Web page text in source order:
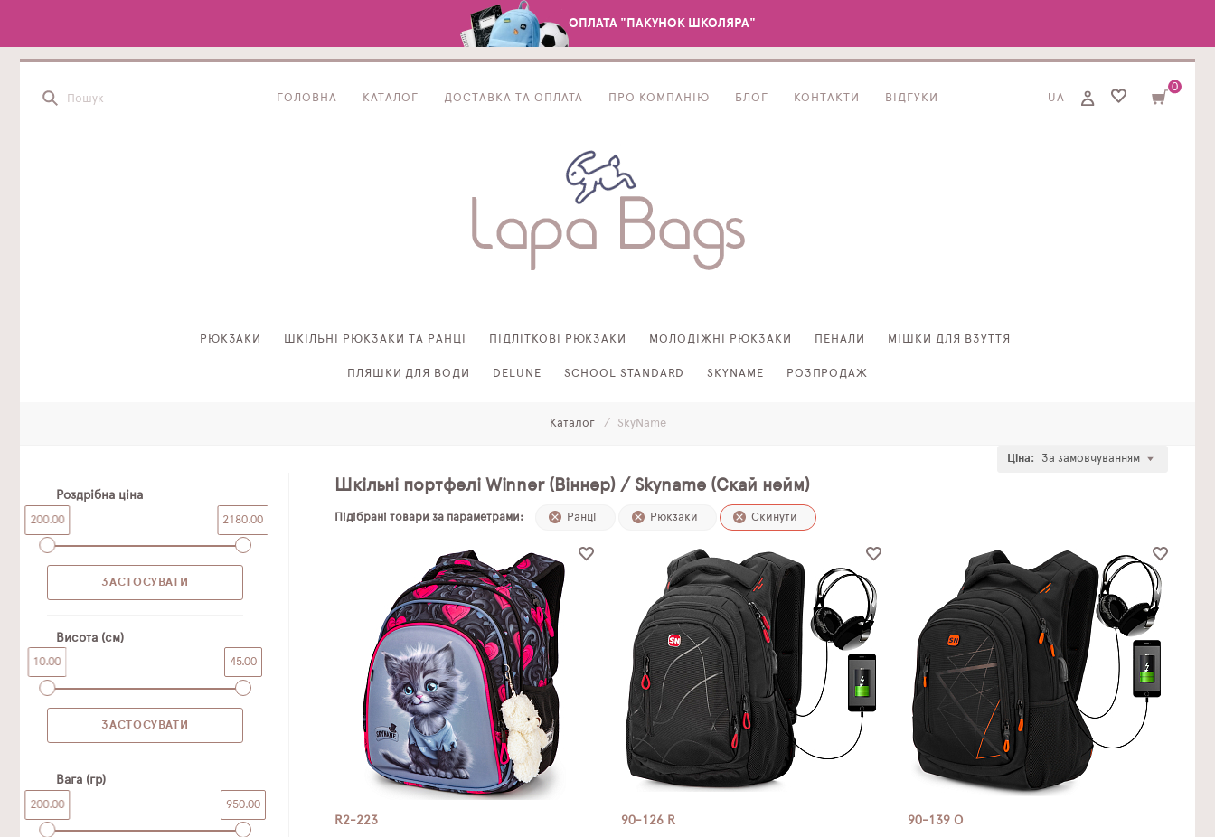
ОПЛАТА "ПАКУНОК ШКОЛЯРА"
ГОЛОВНА КАТАЛОГ ДОСТАВКА ТА ОПЛАТА ПРО КОМПАНІЮ БЛОГ КОНТАКТИ ВІДГУКИ UA
0
РЮКЗАКИ ШКІЛЬНІ РЮКЗАКИ ТА РАНЦІ ПІДЛІТКОВІ РЮКЗАКИ МОЛОДІЖНІ РЮКЗАКИ ПЕНАЛИ МІШКИ ДЛЯ ВЗУТТЯ
ПЛЯШКИ ДЛЯ ВОДИ DELUNE SCHOOL STANDARD SKYNAME РОЗПРОДАЖ
Каталог SkyName
Роздрібна ціна
200.00 2180.00
Висота (см)
10.00 45.00
Вага (гр)
200.00 950.00
Ціна: За замовчуванням
Шкільні портфелі Winner (Віннер) / Skyname (Скай нейм)
Підібрані товари за параметрами: Ранці Рюкзаки Скинути
R2-223 90-126 R 90-139 О